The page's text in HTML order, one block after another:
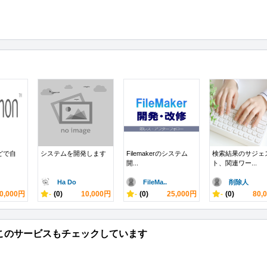
で自
円
システムを開発します
Ha Do
- (0) 10,000円
Filemakerのシステム
開...
FileMa..
- (0) 25,000円
検索結果のサジェ
ト、関連ワー...
削除人
- (0)
サービスもチェックしています